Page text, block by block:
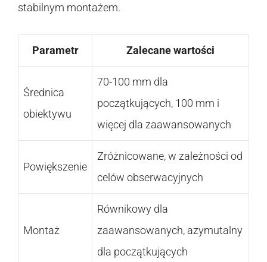
stabilnym montażem.
Parametr Zalecane wartości
Średnica
obiektywu
70-100 mm dla
początkujących, 100 mm i
więcej dla zaawansowanych
Powiększenie
Zróżnicowane, w zależności od
celów obserwacyjnych
Montaż
Równikowy dla
zaawansowanych, azymutalny
dla początkujących